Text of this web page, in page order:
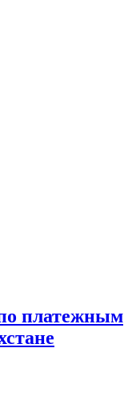
платежным